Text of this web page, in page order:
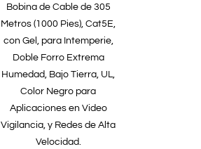
Bobina de Cable de 305
Metros (1000 Pies), Cat5E,
con Gel, para Intemperie,
Doble Forro Extrema
Humedad, Bajo Tierra, UL,
Color Negro para
Aplicaciones en Video
Vigilancia, y Redes de Alta
Velocidad.